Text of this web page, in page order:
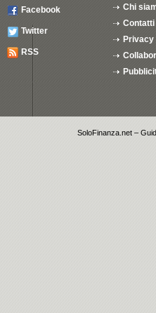
Facebook
Twitter
RSS
Chi
Contatti
Privacy
SoloFinanza.net –